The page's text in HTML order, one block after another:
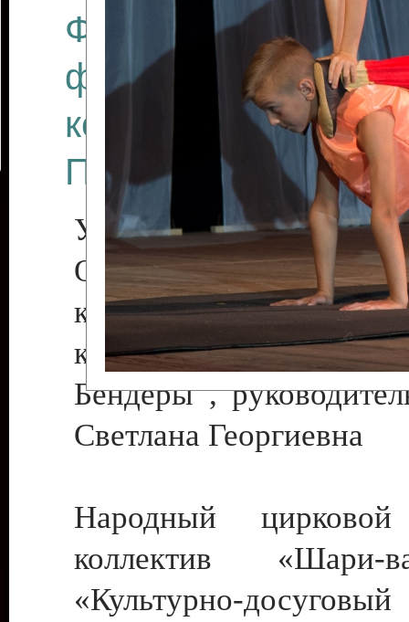
Финал
фестиваля
коллективов
Приднестровского
Участники фестиваля:
Образцовый
коллектив
культуры с.
Бендеры ,
Светлана Георгиевна
Народный цирковой
коллектив
«Культурно-